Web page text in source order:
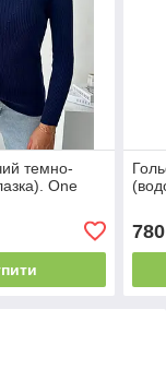
темно-
One
780